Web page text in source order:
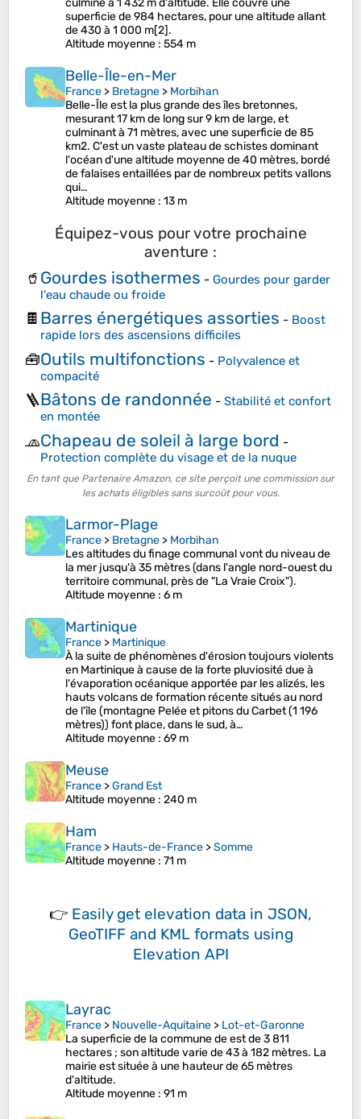
culmine à 1 432 m d'altitude. Elle couvre une
superficie de 984 hectares, pour une altitude allant
de 430 à 1 000 m[2].
Altitude moyenne : 554 m
Belle-Île-en-Mer
France > Bretagne > Morbihan
Belle-Île est la plus grande des îles bretonnes,
mesurant 17 km de long sur 9 km de large, et
culminant à 71 mètres, avec une superficie de 85
km2. C'est un vaste plateau de schistes dominant
l'océan d'une altitude moyenne de 40 mètres, bordé
de falaises entaillées par de nombreux petits vallons
qui…
Altitude moyenne : 13 m
Équipez-vous pour votre prochaine
aventure :
🥤 Gourdes isothermes - Gourdes pour garder
l'eau chaude ou froide
🍫 Barres énergétiques assorties - Boost
rapide lors des ascensions difficiles
🧰Outils multifonctions - Polyvalence et
compacité
🪜Bâtons de randonnée - Stabilité et confort
en montée
🧢Chapeau de soleil à large bord -
Protection complète du visage et de la nuque
En tant que Partenaire Amazon, ce site perçoit une commission sur
les achats éligibles sans surcoût pour vous.
Larmor-Plage
France > Bretagne > Morbihan
Les altitudes du finage communal vont du niveau de
la mer jusqu'à 35 mètres (dans l'angle nord-ouest du
territoire communal, près de "La Vraie Croix").
Altitude moyenne : 6 m
Martinique
France > Martinique
À la suite de phénomènes d'érosion toujours violents
en Martinique à cause de la forte pluviosité due à
l'évaporation océanique apportée par les alizés, les
hauts volcans de formation récente situés au nord
de l'île (montagne Pelée et pitons du Carbet (1 196
mètres)) font place, dans le sud, à…
Altitude moyenne : 69 m
Meuse
France >Grand Est
Altitude moyenne : 240 m
Ham
France > Hauts-de-France >Somme
Altitude moyenne : 71 m
👉 Easily get elevation data in JSON,
GeoTIFF and KML formats using
Elevation API
Layrac
France > Nouvelle-Aquitaine > Lot-et-Garonne
La superficie de la commune de est de 3 811
hectares ; son altitude varie de 43 à 182 mètres. La
mairie est située à une hauteur de 65 mètres
d'altitude.
Altitude moyenne : 91 m